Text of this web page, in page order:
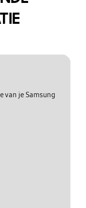
van je Samsung